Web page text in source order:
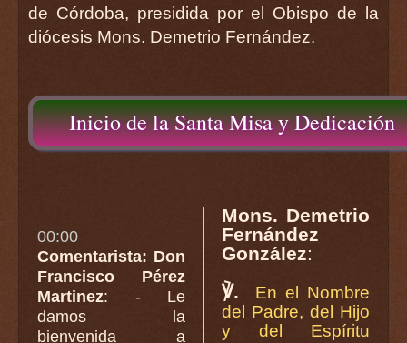
de Córdoba, presidida por el Obispo de la
diócesis Mons. Demetrio Fernández.
Inicio de la Santa Misa y Dedicación
00:00
Comentarista: Don
Francisco Pérez
Martinez: - Le
damos la
bienvenida a
Mons. Demetrio
Fernández
González:
℣.
En el Nombre
del Padre, del Hijo
y del Espíritu